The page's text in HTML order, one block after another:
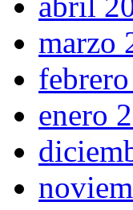
marzo
enero